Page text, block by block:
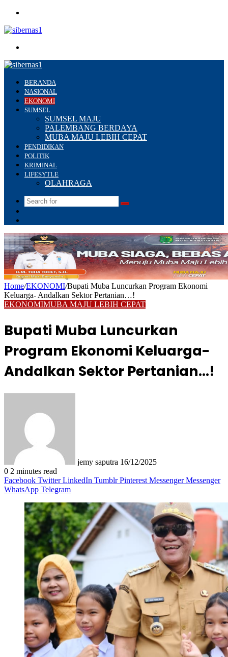
BERANDA
NASIONAL
EKONOMI
SUMSEL
SUMSEL MAJU
PALEMBANG BERDAYA
MUBA MAJU LEBIH CEPAT
PENDIDIKAN
POLITIK
KRIMINAL
LIFESYTLE
OLAHRAGA
Search
Home/EKONOMI/Bupati Muba Luncurkan Program Ekonomi
Keluarga- Andalkan Sektor Pertanian…!
EKONOMIMUBA MAJU LEBIH CEPAT
Bupati Muba Luncurkan
Program Ekonomi Keluarga-
Andalkan Sektor Pertanian…!
jemy saputra 16/12/2025
0 2 minutes read
Facebook Twitter LinkedIn Tumblr Pinterest Messenger Messenger
WhatsApp Telegram